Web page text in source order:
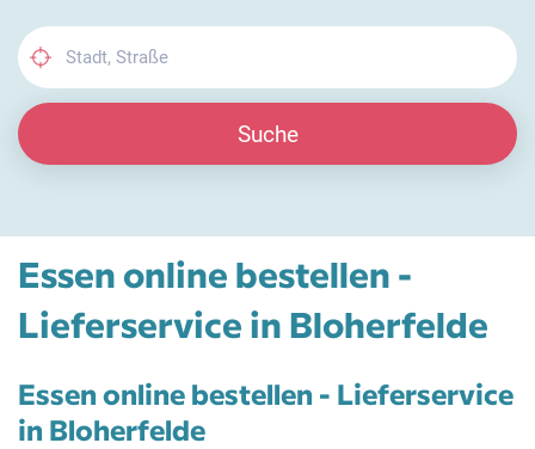
Suche
Essen online bestellen -
Lieferservice in Bloherfelde
Essen online bestellen - Lieferservice
in Bloherfelde